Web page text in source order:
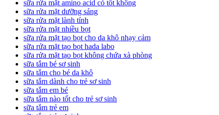
sữa rửa mặt amino acid có tốt không
sữa rửa mặt dưỡng sáng
sữa rửa mặt lành tính
sữa rửa mặt nhiều bọt
sữa rửa mặt tạo bọt cho da khô nhạy cảm
sữa rửa mặt tạo bọt hada labo
sữa rửa mặt tạo bọt không chứa xà phòng
sữa tắm bé sơ sinh
sữa tắm cho bé da khô
sữa tắm dành cho trẻ sơ sinh
sữa tắm em bé
sữa tắm nào tốt cho trẻ sơ sinh
sữa tắm trẻ em